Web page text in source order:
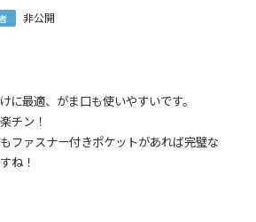
合、システムの都合上、商品発送前にご請求させ
ございます。何卒ご了承下さいますようお願い
。
パック：全国一律770円日時指定可能
上ご購入頂いた場合は送料無料になります。
ザクザク収納、ラフに持てるショルダーバッ
非公開
に最適、がま口も使いやすいです。
チン！
ファスナー付きポケットがあれば完璧な
ね！